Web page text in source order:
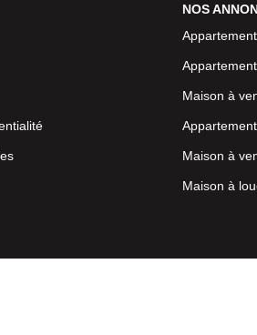
NOS
Maison à
Maison à
Maison à